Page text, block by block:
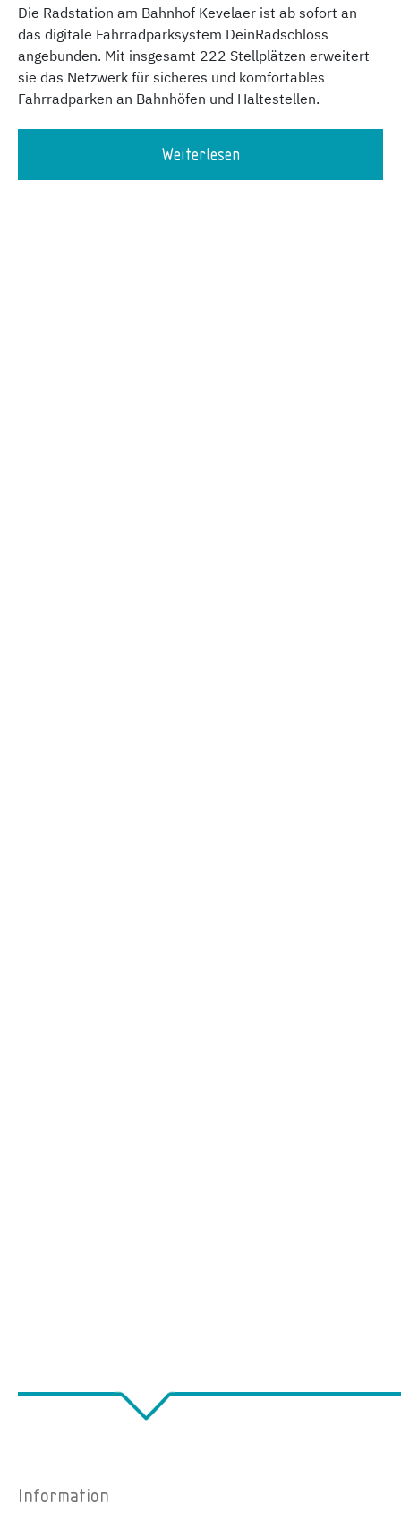
Die Radstation am Bahnhof Kevelaer ist ab sofort an
das digitale Fahrradparksystem DeinRadschloss
angebunden. Mit insgesamt 222 Stellplätzen erweitert
sie das Netzwerk für sicheres und komfortables
Fahrradparken an Bahnhöfen und Haltestellen.
Weiterlesen
Information